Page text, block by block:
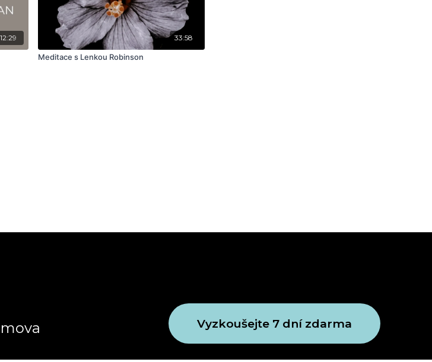
12:29 33:58
Meditace s Lenkou Robinson
Vyzkoušejte 7 dní zdarma